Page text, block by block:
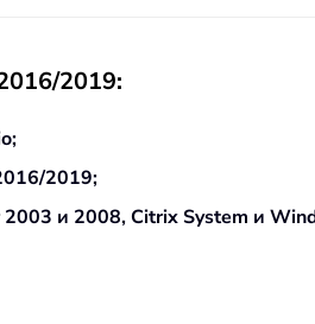
2019:
2019;
и 2008, Citrix System и